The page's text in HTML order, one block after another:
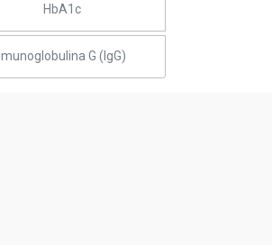
HbA1c
Imunoglobulina G (IgG)